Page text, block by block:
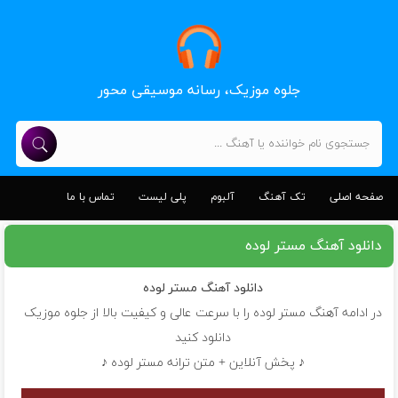
جلوه موزیک، رسانه موسیقی محور
صفحه اصلی تک آهنگ آلبوم پلی لیست تماس با ما
دانلود آهنگ مستر لوده
دانلود آهنگ مستر لوده
در ادامه آهنگ مستر لوده را با سرعت عالی و کیفیت بالا از جلوه موزیک
دانلود کنید
♪ پخش آنلاین + متن ترانه مستر لوده ♪